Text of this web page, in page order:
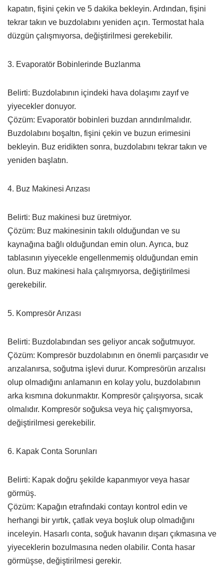
kapatın, fişini çekin ve 5 dakika bekleyin. Ardından, fişini
tekrar takın ve buzdolabını yeniden açın. Termostat hala
düzgün çalışmıyorsa, değiştirilmesi gerekebilir.
3. Evaporatör Bobinlerinde Buzlanma
Belirti: Buzdolabının içindeki hava dolaşımı zayıf ve
yiyecekler donuyor.
Çözüm: Evaporatör bobinleri buzdan arındırılmalıdır.
Buzdolabını boşaltın, fişini çekin ve buzun erimesini
bekleyin. Buz eridikten sonra, buzdolabını tekrar takın ve
yeniden başlatın.
4. Buz Makinesi Arızası
Belirti: Buz makinesi buz üretmiyor.
Çözüm: Buz makinesinin takılı olduğundan ve su
kaynağına bağlı olduğundan emin olun. Ayrıca, buz
tablasının yiyecekle engellenmemiş olduğundan emin
olun. Buz makinesi hala çalışmıyorsa, değiştirilmesi
gerekebilir.
5. Kompresör Arızası
Belirti: Buzdolabından ses geliyor ancak soğutmuyor.
Çözüm: Kompresör buzdolabının en önemli parçasıdır ve
arızalanırsa, soğutma işlevi durur. Kompresörün arızalısı
olup olmadığını anlamanın en kolay yolu, buzdolabının
arka kısmına dokunmaktır. Kompresör çalışıyorsa, sıcak
olmalıdır. Kompresör soğuksa veya hiç çalışmıyorsa,
değiştirilmesi gerekebilir.
6. Kapak Conta Sorunları
Belirti: Kapak doğru şekilde kapanmıyor veya hasar
görmüş.
Çözüm: Kapağın etrafındaki contayı kontrol edin ve
herhangi bir yırtık, çatlak veya boşluk olup olmadığını
inceleyin. Hasarlı conta, soğuk havanın dışarı çıkmasına ve
yiyeceklerin bozulmasına neden olabilir. Conta hasar
görmüşse, değiştirilmesi gerekir.